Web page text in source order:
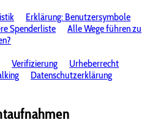
Erklärung: Benutzersymbole
Spenderliste
Alle Wege führen zu
Verifizierung
Urheberrecht
Datenschutzerklärung